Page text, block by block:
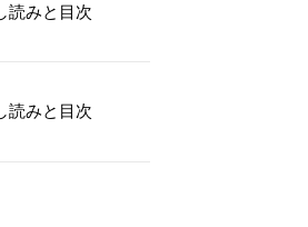
読みと目次
読みと目次